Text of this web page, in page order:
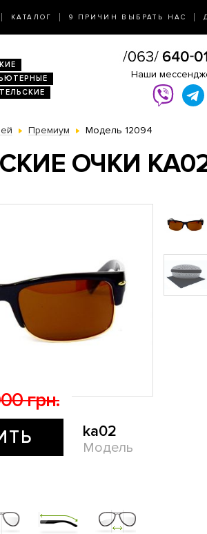
КАТАЛОГ 9 ПРИЧИН ВЫБРАТЬ НАС
Наши
Премиум Модель 12094
ОЧКИ
грн.
ka02
Модель